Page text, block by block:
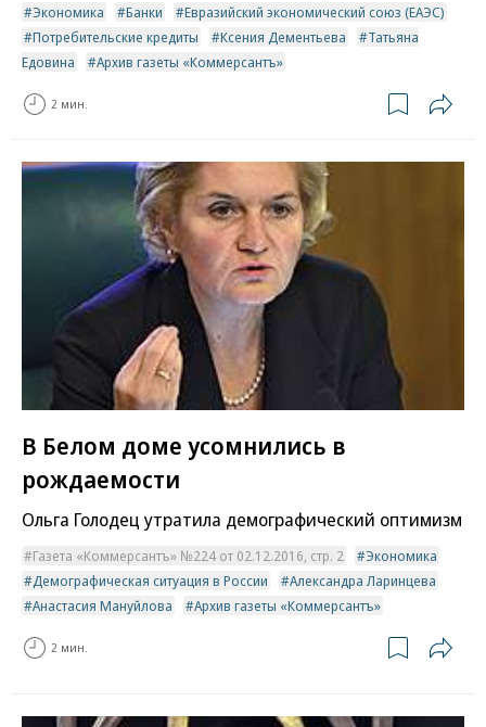
Экономика
Банки
Евразийский экономический союз (ЕАЭС)
Потребительские кредиты
Ксения Дементьева
Татьяна
Едовина
Архив газеты «Коммерсантъ»
2 мин.
В Белом доме усомнились в
рождаемости
Ольга Голодец утратила демографический оптимизм
Газета «Коммерсантъ» №224 от 02.12.2016, стр. 2
Экономика
Демографическая ситуация в России
Александра Ларинцева
Анастасия Мануйлова
Архив газеты «Коммерсантъ»
2 мин.